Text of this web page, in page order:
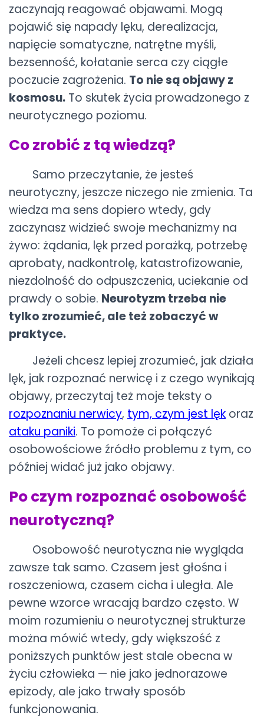
zaczynają reagować objawami. Mogą
pojawić się napady lęku, derealizacja,
napięcie somatyczne, natrętne myśli,
bezsenność, kołatanie serca czy ciągłe
poczucie zagrożenia. To nie są objawy z
kosmosu. To skutek życia prowadzonego z
neurotycznego poziomu.
Co zrobić z tą wiedzą?
Samo przeczytanie, że jesteś
neurotyczny, jeszcze niczego nie zmienia. Ta
wiedza ma sens dopiero wtedy, gdy
zaczynasz widzieć swoje mechanizmy na
żywo: żądania, lęk przed porażką, potrzebę
aprobaty, nadkontrolę, katastrofizowanie,
niezdolność do odpuszczenia, uciekanie od
prawdy o sobie. Neurotyzm trzeba nie
tylko zrozumieć, ale też zobaczyć w
praktyce.
Jeżeli chcesz lepiej zrozumieć, jak działa
lęk, jak rozpoznać nerwicę i z czego wynikają
objawy, przeczytaj też moje teksty o
rozpoznaniu nerwicy, tym, czym jest lęk oraz
ataku paniki. To pomoże ci połączyć
osobowościowe źródło problemu z tym, co
później widać już jako objawy.
Po czym rozpoznać osobowość
neurotyczną?
Osobowość neurotyczna nie wygląda
zawsze tak samo. Czasem jest głośna i
roszczeniowa, czasem cicha i uległa. Ale
pewne wzorce wracają bardzo często. W
moim rozumieniu o neurotycznej strukturze
można mówić wtedy, gdy większość z
poniższych punktów jest stale obecna w
życiu człowieka — nie jako jednorazowe
epizody, ale jako trwały sposób
funkcjonowania.